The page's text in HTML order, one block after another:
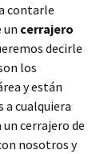
contarle
un cerrajero
decirle
los
y están
a cualquiera
cerrajero de
nosotros y